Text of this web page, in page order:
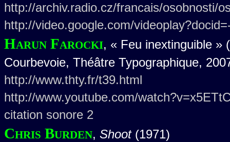
http://archiv.radio.cz/francais/osobnosti/
http://video.google.com/
Harun Farocki, « Feu inextinguible
Courbevoie, Théâtre Typographique,
http://www.thty.fr/t39.html
http://www.youtube.com/
citation sonore 2
Chris Burden, Shoot(1971)